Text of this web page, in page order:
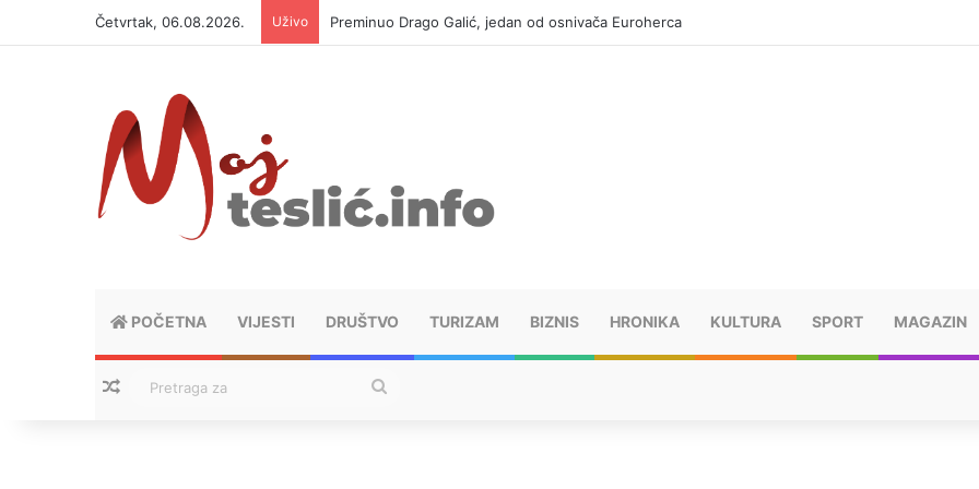
Četvrtak, 06.08.2026. Uživo Preminuo Drago Galić, jedan od osnivača Euroherca
POČETNA VIJESTI DRUŠTVO TURIZAM BIZNIS HRONIKA KULTURA SPORT MAGAZIN
Nasumični tekstovi